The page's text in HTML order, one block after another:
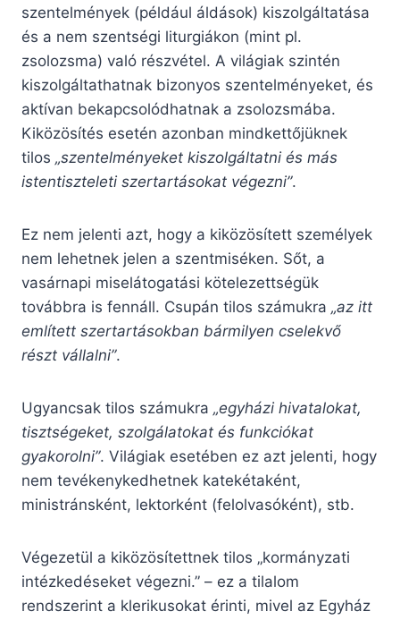
szentelmények (például áldások) kiszolgáltatása
és a nem szentségi liturgiákon (mint pl.
zsolozsma) való részvétel. A világiak szintén
kiszolgáltathatnak bizonyos szentelményeket, és
aktívan bekapcsolódhatnak a zsolozsmába.
Kiközösítés esetén azonban mindkettőjüknek
tilos „szentelményeket kiszolgáltatni és más
istentiszteleti szertartásokat végezni”.
Ez nem jelenti azt, hogy a kiközösített személyek
nem lehetnek jelen a szentmiséken. Sőt, a
vasárnapi miselátogatási kötelezettségük
továbbra is fennáll. Csupán tilos számukra „az itt
említett szertartásokban bármilyen cselekvő
részt vállalni”.
Ugyancsak tilos számukra „egyházi hivatalokat,
tisztségeket, szolgálatokat és funkciókat
gyakorolni”. Világiak esetében ez azt jelenti, hogy
nem tevékenykedhetnek katekétaként,
ministránsként, lektorként (felolvasóként), stb.
Végezetül a kiközösítettnek tilos „kormányzati
intézkedéseket végezni.” – ez a tilalom
rendszerint a klerikusokat érinti, mivel az Egyház